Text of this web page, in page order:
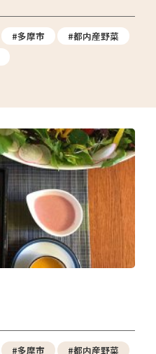
#多摩市
#都内産野菜
#多摩市 #都内産野菜